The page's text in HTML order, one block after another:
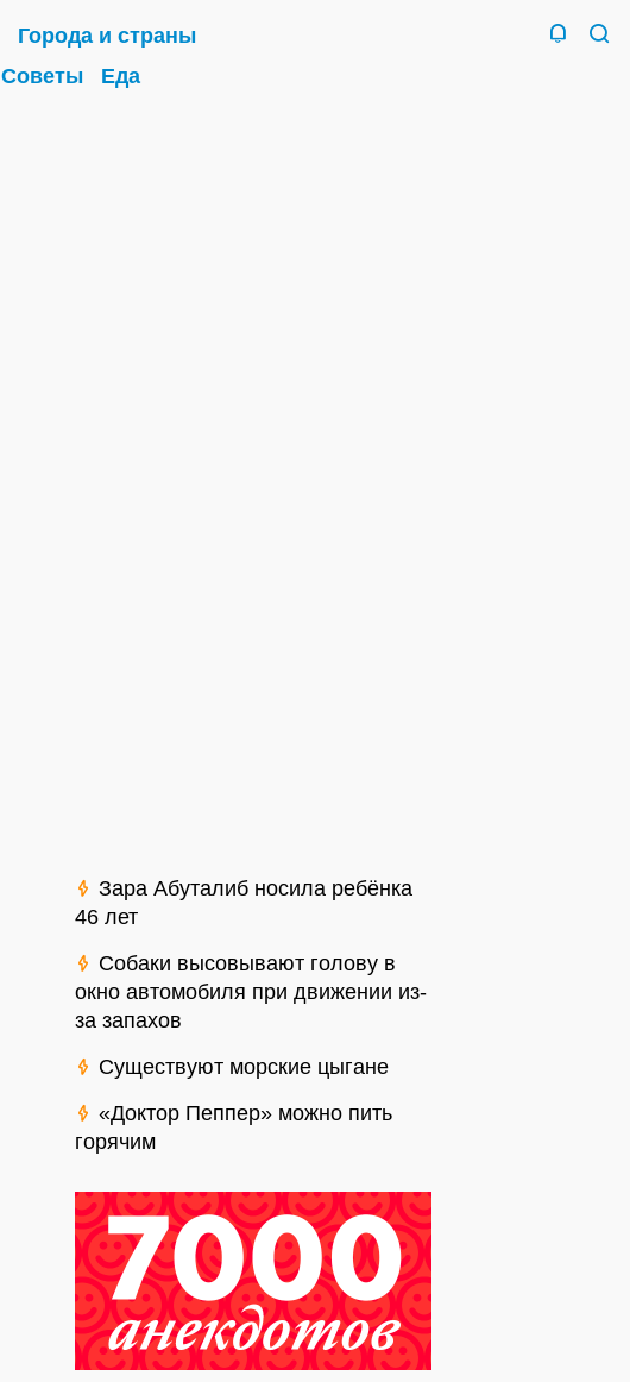
Города и страны
Советы Еда
Зара Абуталиб носила ребёнка
46 лет
Собаки высовывают голову в
окно автомобиля при движении из-
за запахов
Существуют морские цыгане
«Доктор Пеппер» можно пить
горячим